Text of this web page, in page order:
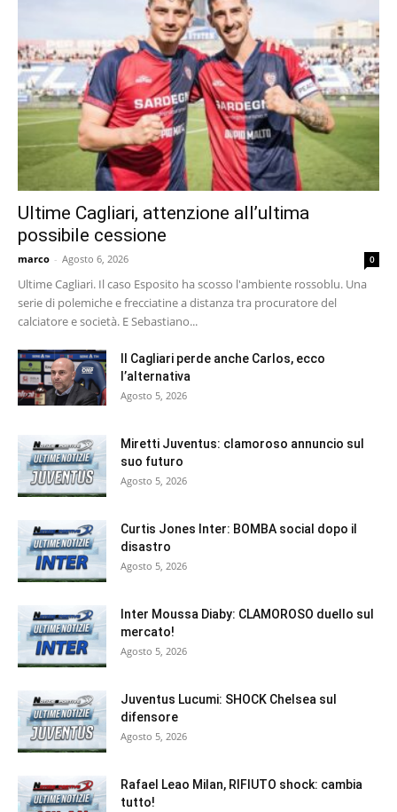
Ultime Cagliari, attenzione all’ultima
possibile cessione
marco - Agosto 6, 2026 0
Ultime Cagliari. Il caso Esposito ha scosso l'ambiente rossoblu. Una
serie di polemiche e frecciatine a distanza tra procuratore del
calciatore e società. E Sebastiano...
Il Cagliari perde anche Carlos, ecco
l’alternativa
Agosto 5, 2026
Miretti Juventus: clamoroso annuncio sul
suo futuro
Agosto 5, 2026
Curtis Jones Inter: BOMBA social dopo il
disastro
Agosto 5, 2026
Inter Moussa Diaby: CLAMOROSO duello sul
mercato!
Agosto 5, 2026
Juventus Lucumi: SHOCK Chelsea sul
difensore
Agosto 5, 2026
Rafael Leao Milan, RIFIUTO shock: cambia
tutto!